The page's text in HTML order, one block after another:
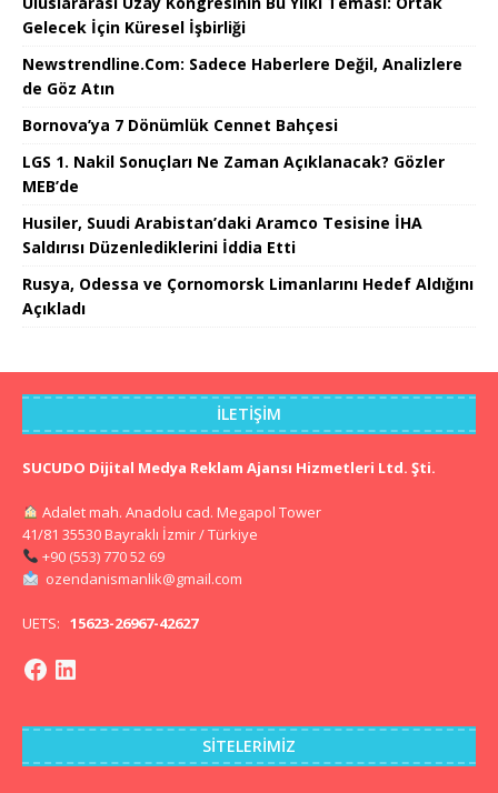
Gelecek İçin Küresel İşbirliği
Newstrendline.Com: Sadece Haberlere Değil, Analizlere
de Göz Atın
Bornova’ya 7 Dönümlük Cennet Bahçesi
LGS 1. Nakil Sonuçları Ne Zaman Açıklanacak? Gözler
MEB’de
Husiler, Suudi Arabistan’daki Aramco Tesisine İHA
Saldırısı Düzenlediklerini İddia Etti
Rusya, Odessa ve Çornomorsk Limanlarını Hedef Aldığını
Açıkladı
İLETIŞIM
SUCUDO Dijital Medya Reklam Ajansı Hizmetleri Ltd. Şti.
Adalet mah. Anadolu cad. Megapol Tower
41/81 35530 Bayraklı İzmir / Türkiye
+90 (553) 770 52 69
ozendanismanlik@gmail.com
UETS: 15623-26967-42627
SITELERIMIZ